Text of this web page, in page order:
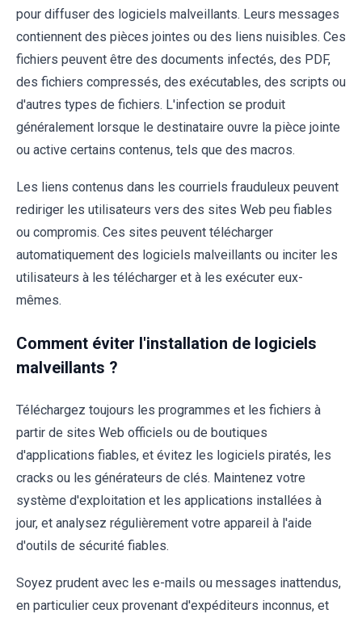
pour diffuser des logiciels malveillants. Leurs messages
contiennent des pièces jointes ou des liens nuisibles. Ces
fichiers peuvent être des documents infectés, des PDF,
des fichiers compressés, des exécutables, des scripts ou
d'autres types de fichiers. L'infection se produit
généralement lorsque le destinataire ouvre la pièce jointe
ou active certains contenus, tels que des macros.
Les liens contenus dans les courriels frauduleux peuvent
rediriger les utilisateurs vers des sites Web peu fiables
ou compromis. Ces sites peuvent télécharger
automatiquement des logiciels malveillants ou inciter les
utilisateurs à les télécharger et à les exécuter eux-
mêmes.
Comment éviter l'installation de logiciels
malveillants ?
Téléchargez toujours les programmes et les fichiers à
partir de sites Web officiels ou de boutiques
d'applications fiables, et évitez les logiciels piratés, les
cracks ou les générateurs de clés. Maintenez votre
système d'exploitation et les applications installées à
jour, et analysez régulièrement votre appareil à l'aide
d'outils de sécurité fiables.
Soyez prudent avec les e-mails ou messages inattendus,
en particulier ceux provenant d'expéditeurs inconnus, et